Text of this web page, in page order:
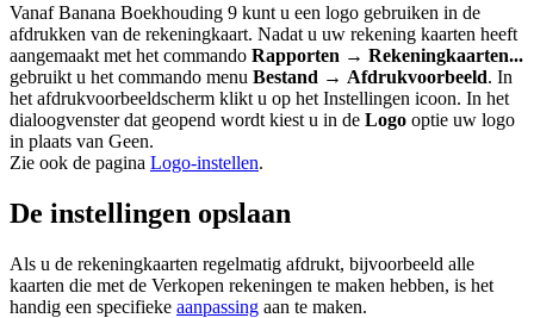
Vanaf Banana Boekhouding 9 kunt u een logo gebruiken in de
afdrukken van de rekeningkaart. Nadat u uw rekening kaarten heeft
aangemaakt met het commando Rapporten → Rekeningkaarten...
gebruikt u het commando menu Bestand → Afdrukvoorbeeld. In
het afdrukvoorbeeldscherm klikt u op het Instellingen icoon. In het
dialoogvenster dat geopend wordt kiest u in de Logo optie uw logo
in plaats van Geen.
Zie ook de pagina Logo-instellen.
De instellingen opslaan
Als u de rekeningkaarten regelmatig afdrukt, bijvoorbeeld alle
kaarten die met de Verkopen rekeningen te maken hebben, is het
handig een specifieke aanpassing aan te maken.